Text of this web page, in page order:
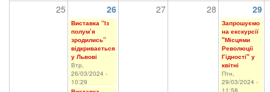
25 26 27 28 29
Виставка “Із
полум’я
зродились”
відкривається
у Львові
Втр,
26/03/2024 -
10:29
Запрошуємо
на екскурсії
"Місцями
Революції
Гідності" у
квітні
Птн,
29/03/2024 -
11:58